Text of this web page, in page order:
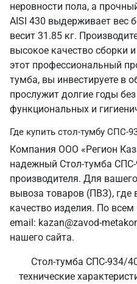
неровности пола, а
AISI 430 выдерживает вес
весит 31.85 кг.
высокое качество сборки
этот профессиональный
тумба, вы инвестируете в
прослужит долгие годы
функциональных и
Где купить стол-тумбу СПС-
Компания ООО «Регион
надежный Стол-тумба
производителя. Для
вывоза товаров (ПВЗ), где
качество изделия. По
email: kazan@zavod-
нашего сайта.
Стол-тумба СПС-934/
технические